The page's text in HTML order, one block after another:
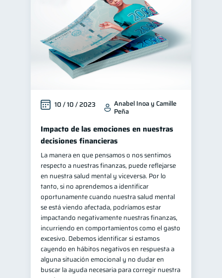
10 / 10 / 2023 Anabel Inoa y Camille
Peña
Impacto de las emociones en nuestras
decisiones financieras
La manera en que pensamos o nos sentimos
respecto a nuestras finanzas, puede reflejarse
en nuestra salud mental y viceversa. Por lo
tanto, si no aprendemos a identificar
oportunamente cuando nuestra salud mental
se está viendo afectada, podríamos estar
impactando negativamente nuestras finanzas,
incurriendo en comportamientos como el gasto
excesivo. Debemos identificar si estamos
cayendo en hábitos negativos en respuesta a
alguna situación emocional y no dudar en
buscar la ayuda necesaria para corregir nuestra